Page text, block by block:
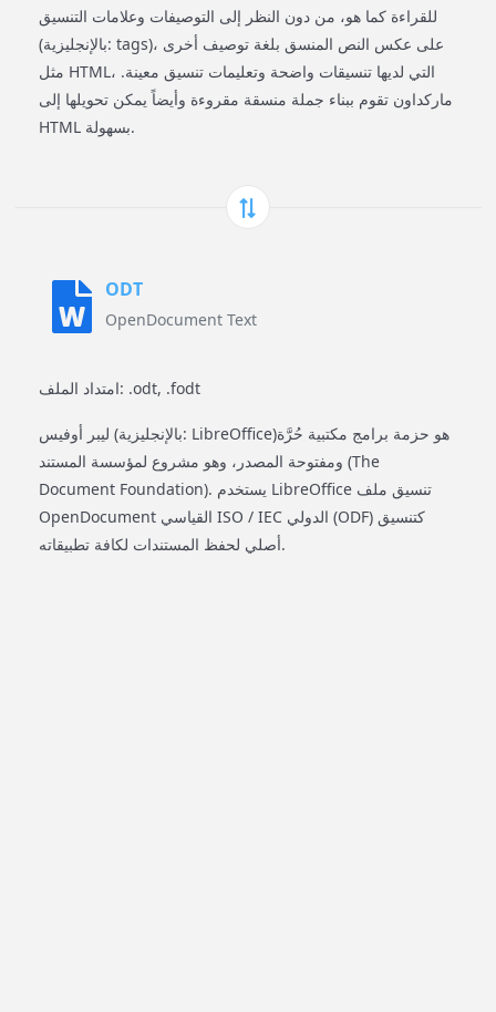
للقراءة كما هو، من دون النظر إلى التوصيفات وعلامات التنسيق
(بالإنجليزية: tags)، على عكس النص المنسق بلغة توصيف أخرى
مثل HTML، التي لديها تنسيقات واضحة وتعليمات تنسيق معينة.
ماركداون تقوم ببناء جملة منسقة مقروءة وأيضاً يمكن تحويلها إلى
HTML بسهولة.
ODT
OpenDocument Text
امتداد الملف: .odt, .fodt
ليبر أوفيس (بالإنجليزية: LibreOffice)‏ هو حزمة برامج مكتبية حُرَّة
ومفتوحة المصدر، وهو مشروع لمؤسسة المستند (The
Document Foundation). يستخدم LibreOffice تنسيق ملف
OpenDocument القياسي ISO / IEC الدولي (ODF) كتنسيق
أصلي لحفظ المستندات لكافة تطبيقاته.